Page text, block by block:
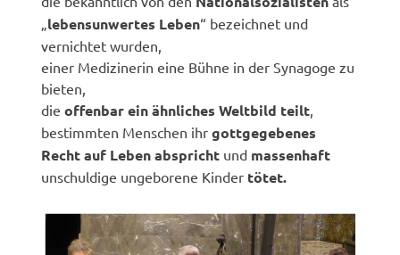
lebensunwertes Leben“ bezeichnet und
vernichtet wurden,
einer Medizinerin eine Bühne in der Synagoge zu
bieten,
dieoffenbar ein ähnliches Weltbild teilt
bestimmten Menschen ihrgottgegebenes
Recht auf Leben abspricht und massenhaft
unschuldige ungeborene Kinder tötet.